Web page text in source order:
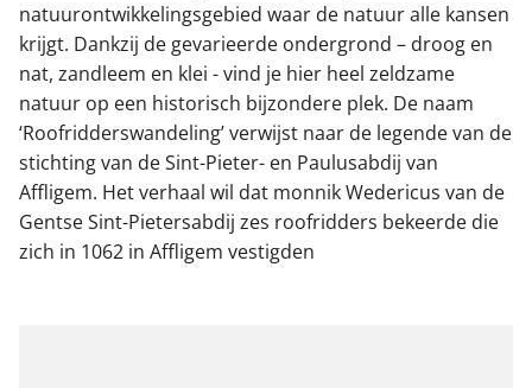
natuurontwikkelingsgebied waar de natuur alle kansen
krijgt. Dankzij de gevarieerde ondergrond – droog en
nat, zandleem en klei - vind je hier heel zeldzame
natuur op een historisch bijzondere plek. De naam
‘Roofridderswandeling’ verwijst naar de legende van de
stichting van de Sint-Pieter- en Paulusabdij van
Affligem. Het verhaal wil dat monnik Wedericus van de
Gentse Sint-Pietersabdij zes roofridders bekeerde die
zich in 1062 in Affligem vestigden